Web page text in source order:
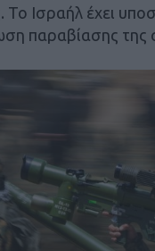
Ισραήλ έχει
παραβίασης